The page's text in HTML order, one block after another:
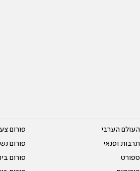
העולם הערבי
תרבות ופנאי
ספורט
פורום
פורום
פורום